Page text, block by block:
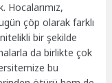
çöp olarak farklı
bir şekilde
da birlikte çok
bu